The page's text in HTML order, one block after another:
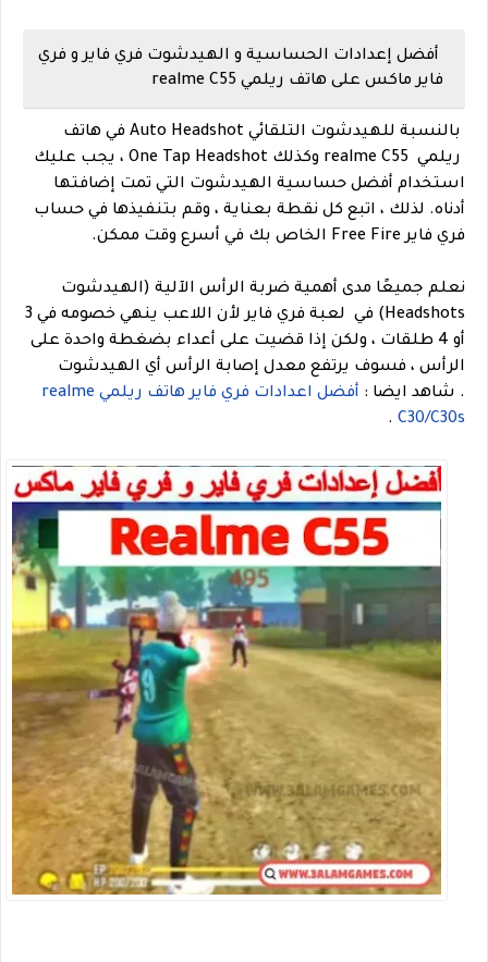
أفضل إعدادات الحساسية و الهيدشوت فري فاير و فري
فاير ماكس على هاتف ريلمي realme C55
بالنسبة للهيدشوت التلقائي Auto Headshot في هاتف
ريلمي realme C55 وكذلك One Tap Headshot ، يجب عليك
استخدام أفضل حساسية الهيدشوت التي تمت إضافتها
أدناه. لذلك ، اتبع كل نقطة بعناية ، وقم بتنفيذها في حساب
فري فاير Free Fire الخاص بك في أسرع وقت ممكن.
نعلم جميعًا مدى أهمية ضربة الرأس الآلية (الهيدشوت
Headshots) في لعبة فري فاير لأن اللاعب ينهي خصومه في 3
أو 4 طلقات ، ولكن إذا قضيت على أعداء بضغطة واحدة على
الرأس ، فسوف يرتفع معدل إصابة الرأس أي الهيدشوت
. شاهد ايضا :
أفضل اعدادات فري فاير هاتف ريلمي realme
C30/C30s
.